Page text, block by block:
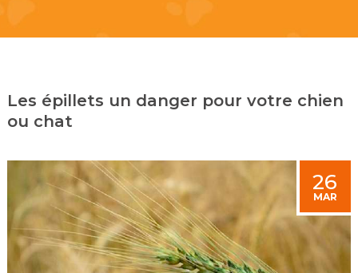
Les épillets un danger pour votre chien
ou chat
26
MAR